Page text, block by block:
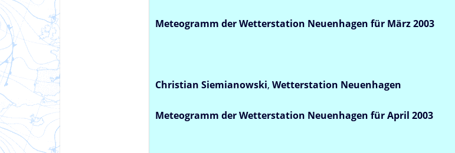
Meteogramm der Wetterstation Neuenhagen für März 2003
Christian Siemianowski, Wetterstation Neuenhagen
Meteogramm der Wetterstation Neuenhagen für April 2003